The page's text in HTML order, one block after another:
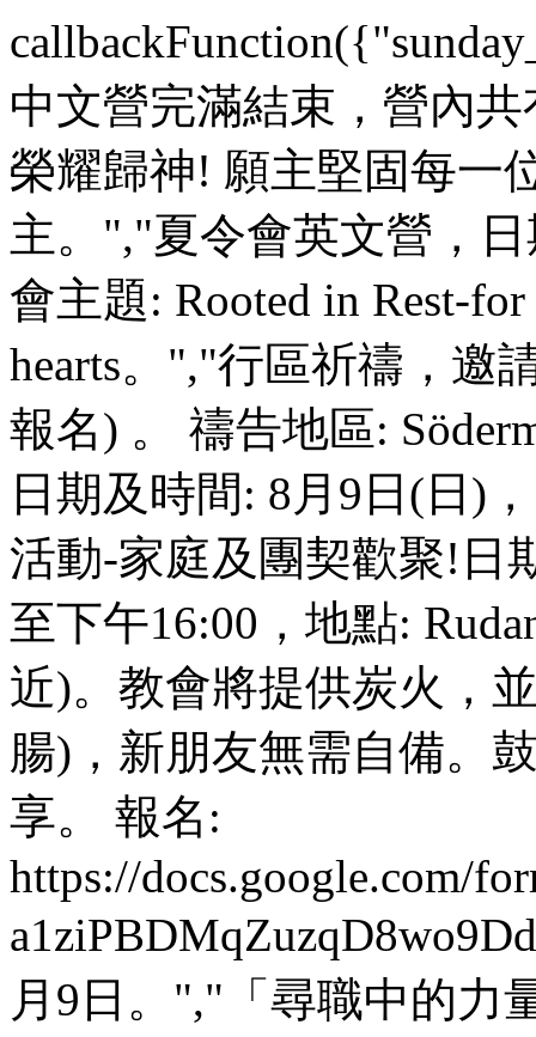
中文營完滿結束，營內
榮耀歸神! 願主堅固每一
主。","夏令會英文營，
會主題: Rooted in Rest-for
hearts。","行區祈禱，邀
報名) 。 禱告地區:
日期及時間: 8月9日(日)
活動-家庭及團契歡聚!日
至下午16:00，地點:
近)。教會將提供炭火，
腸)，新朋友無需自備。
享。 報名:
https://docs.google.com/
月9日。","「尋職中的力